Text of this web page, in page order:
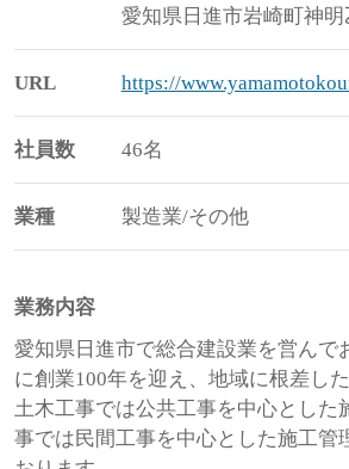
愛知県日進市岩崎町神明
URL https://
社員数 46名
業種 製造業/その他
業務内容
愛知県日進市で総合建設業を営んで
に創業100年を迎え、地域に根差した
土木工事では公共工事を中心とした
事では民間工事を中心とした施工管